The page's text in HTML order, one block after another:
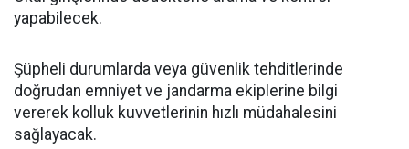
yapabilecek.
​Şüpheli durumlarda veya güvenlik tehditlerinde
doğrudan emniyet ve jandarma ekiplerine bilgi
vererek kolluk kuvvetlerinin hızlı müdahalesini
sağlayacak.